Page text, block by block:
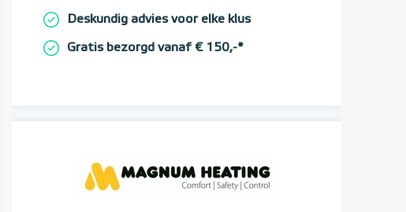
Deskundig advies voor elke klus
Gratis bezorgd vanaf € 150,-*